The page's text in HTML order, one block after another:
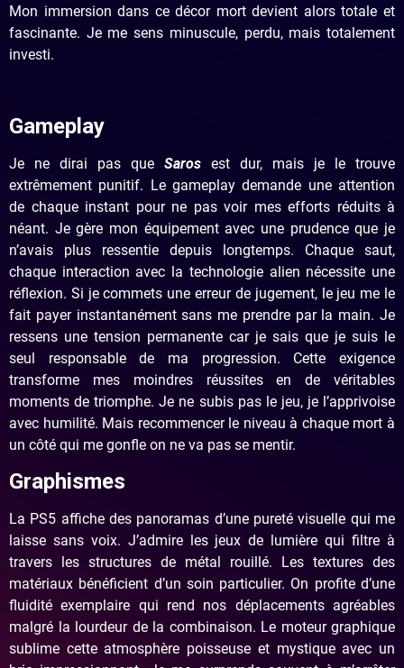
Mon immersion dans ce décor mort devient alors totale et
fascinante. Je me sens minuscule, perdu, mais totalement
investi.
Gameplay
Je ne dirai pas que Saros est dur, mais je le trouve
extrêmement punitif. Le gameplay demande une attention
de chaque instant pour ne pas voir mes efforts réduits à
néant. Je gère mon équipement avec une prudence que je
n’avais plus ressentie depuis longtemps. Chaque saut,
chaque interaction avec la technologie alien nécessite une
réflexion. Si je commets une erreur de jugement, le jeu me le
fait payer instantanément sans me prendre par la main. Je
ressens une tension permanente car je sais que je suis le
seul responsable de ma progression. Cette exigence
transforme mes moindres réussites en de véritables
moments de triomphe. Je ne subis pas le jeu, je l’apprivoise
avec humilité. Mais recommencer le niveau à chaque mort à
un côté qui me gonfle on ne va pas se mentir.
Graphismes
La PS5 affiche des panoramas d’une pureté visuelle qui me
laisse sans voix. J’admire les jeux de lumière qui filtre à
travers les structures de métal rouillé. Les textures des
matériaux bénéficient d’un soin particulier. On profite d’une
fluidité exemplaire qui rend nos déplacements agréables
malgré la lourdeur de la combinaison. Le moteur graphique
sublime cette atmosphère poisseuse et mystique avec un